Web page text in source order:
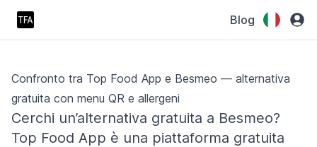
Blog
Confronto tra Top Food App e Besmeo — alternativa
gratuita con menu QR e allergeni
Cerchi un’alternativa gratuita a Besmeo?
Top Food App è una piattaforma gratuita